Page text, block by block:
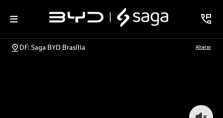
DF: Saga BYD Brasília Alterar